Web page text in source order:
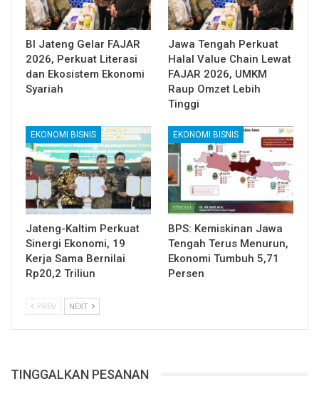
BI Jateng Gelar FAJAR
2026, Perkuat Literasi
dan Ekosistem Ekonomi
Syariah
Jawa Tengah Perkuat
Halal Value Chain Lewat
FAJAR 2026, UMKM
Raup Omzet Lebih
Tinggi
EKONOMI BISNIS
Jateng-Kaltim Perkuat
Sinergi Ekonomi, 19
Kerja Sama Bernilai
Rp20,2 Triliun
EKONOMI BISNIS
BPS: Kemiskinan Jawa
Tengah Terus Menurun,
Ekonomi Tumbuh 5,71
Persen
PREV NEXT
TINGGALKAN PESANAN